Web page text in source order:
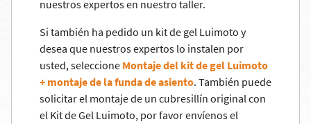
nuestros expertos en nuestro taller.
Si también ha pedido un kit de gel Luimoto y
desea que nuestros expertos lo instalen por
usted, seleccione Montaje del kit de gel Luimoto
+ montaje de la funda de asiento. También puede
solicitar el montaje de un cubresillín original con
el Kit de Gel Luimoto, por favor envíenos el